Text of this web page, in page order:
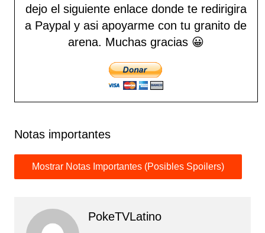
dejo el siguiente enlace donde te redirigira
a Paypal y asi apoyarme con tu granito de
arena. Muchas gracias 😀
Notas importantes
PokeTVLatino